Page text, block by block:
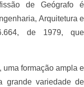
de Geógrafo é
Arquitetura e
de 1979, que
uma formação ampla e
grande variedade de